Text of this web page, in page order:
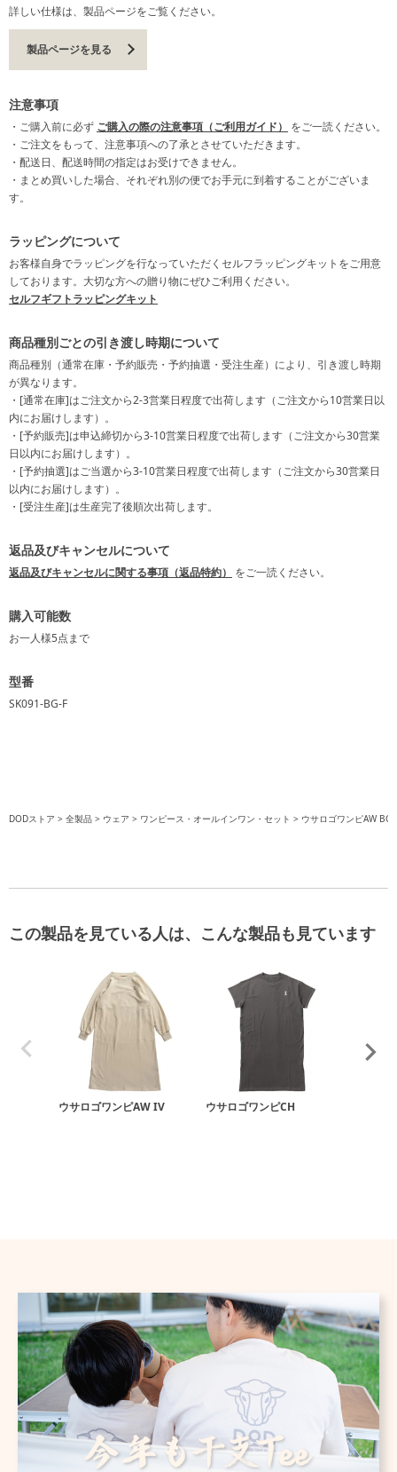
詳しい仕様は、製品ページをご覧ください。
製品ページを見る
注意事項
・ご購入前に必ず ご購入の際の注意事項（ご利用ガイド）
をご一読ください。
・ご注文をもって、注意事項への了承とさせていただきます。
・配送日、配送時間の指定はお受けできません。
・まとめ買いした場合、それぞれ別の便でお手元に到着することがございま
す。
ラッピングについて
お客様自身でラッピングを行なっていただくセルフラッピングキットをご用意
しております。大切な方への贈り物にぜひご利用ください。
セルフギフトラッピングキット
商品種別ごとの引き渡し時期について
商品種別（通常在庫・予約販売・予約抽選・受注生産）により、引き渡し時期
が異なります。
・[通常在庫]はご注文から2-3営業日程度で出荷します（ご注文から10営業日以
内にお届けします）。
・[予約販売]は申込締切から3-10営業日程度で出荷します（ご注文から30営業
日以内にお届けします）。
・[予約抽選]はご当選から3-10営業日程度で出荷します（ご注文から30営業日
以内にお届けします）。
・[受注生産]は生産完了後順次出荷します。
返品及びキャンセルについて
返品及びキャンセルに関する事項（返品特約） をご一読ください。
購入可能数
お一人様5点まで
型番
SK091-BG-F
DODストア 全製品 ウェア ワンピース・オールインワン・セット ウサロゴワンピAW BG
この製品を見ている人は、こんな製品も見ています
ウサロゴワンピAW IV ウサロゴワンピCH